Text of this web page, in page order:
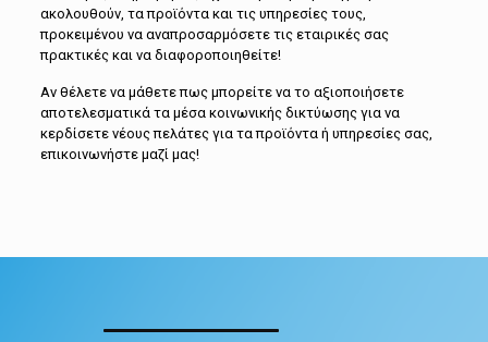
ακολουθούν, τα προϊόντα και τις υπηρεσίες τους,
προκειμένου να αναπροσαρμόσετε τις εταιρικές σας
πρακτικές και να διαφοροποιηθείτε!
Αν θέλετε να μάθετε πως μπορείτε να το αξιοποιήσετε
αποτελεσματικά τα μέσα κοινωνικής δικτύωσης για να
κερδίσετε νέους πελάτες για τα προϊόντα ή υπηρεσίες σας,
επικοινωνήστε μαζί μας!